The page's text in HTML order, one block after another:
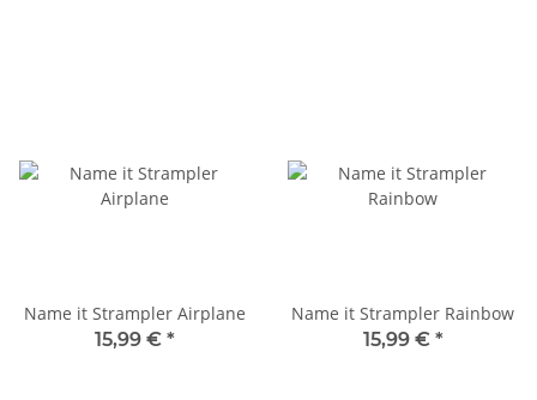
Name it Strampler Airplane
15,99 € *
Name it Strampler Rainbow
15,99 € *